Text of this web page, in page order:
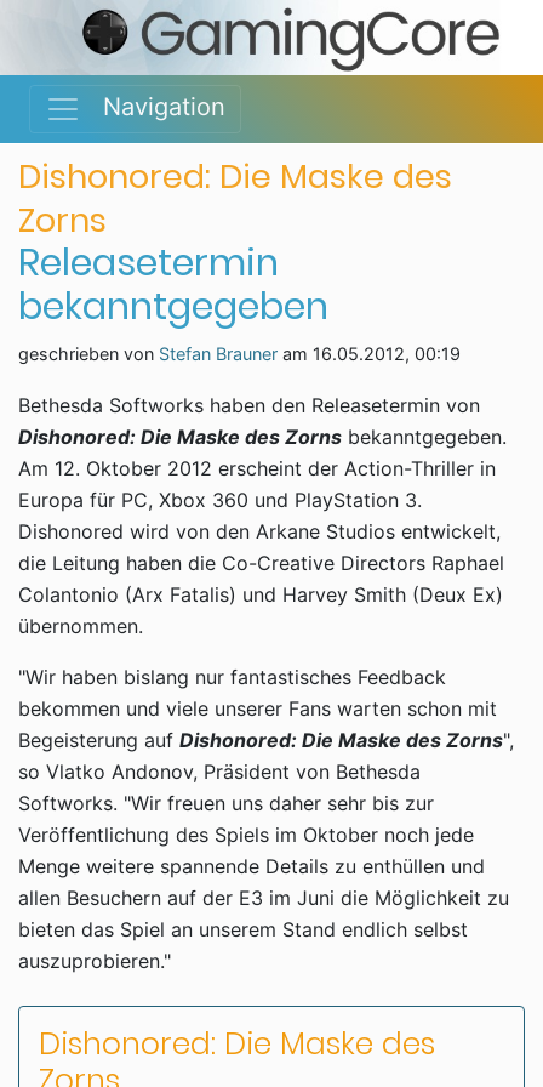
Navigation
Dishonored: Die Maske des
Zorns
Releasetermin
bekanntgegeben
geschrieben von Stefan Brauner am 16.05.2012, 00:19
Bethesda Softworks haben den Releasetermin von
Dishonored: Die Maske des Zorns bekanntgegeben.
Am 12. Oktober 2012 erscheint der Action-Thriller in
Europa für PC, Xbox 360 und PlayStation 3.
Dishonored wird von den Arkane Studios entwickelt,
die Leitung haben die Co-Creative Directors Raphael
Colantonio (Arx Fatalis) und Harvey Smith (Deux Ex)
übernommen.
"Wir haben bislang nur fantastisches Feedback
bekommen und viele unserer Fans warten schon mit
Begeisterung auf Dishonored: Die Maske des Zorns",
so Vlatko Andonov, Präsident von Bethesda
Softworks. "Wir freuen uns daher sehr bis zur
Veröffentlichung des Spiels im Oktober noch jede
Menge weitere spannende Details zu enthüllen und
allen Besuchern auf der E3 im Juni die Möglichkeit zu
bieten das Spiel an unserem Stand endlich selbst
auszuprobieren."
Dishonored: Die Maske des